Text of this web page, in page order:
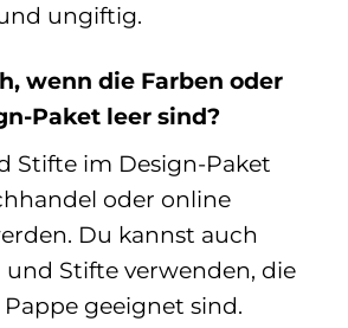
ungiftig.
wenn die Farben oder
Paket leer sind?
Stifte im Design-Paket
oder online
Du kannst auch
und Stifte verwenden, die
geeignet sind.